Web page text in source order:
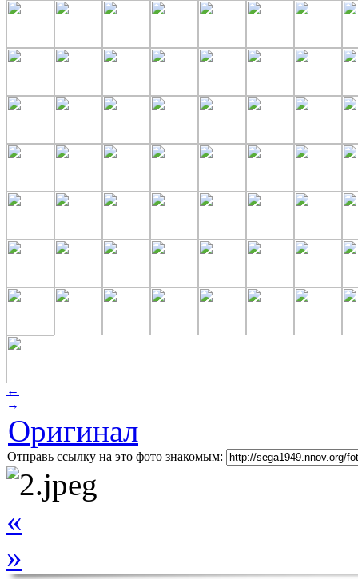
←
→
Оригинал
Отправь ссылку на это фото знакомым:
«
»